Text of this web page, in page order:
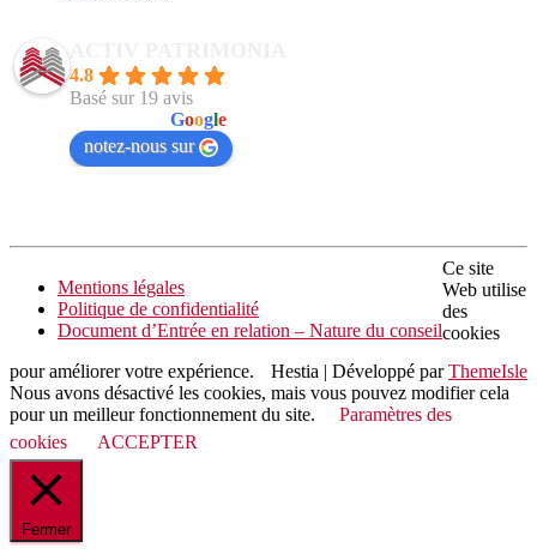
4.8
Basé sur 19 avis
Google
notez-nous sur
Mentions légales
Politique de confidentialité
Document d’Entrée en relation – Nature du conseil
Hestia | Développé parThemeIsle
Ce site
Web utilise
des
cookies
pour améliorer votre expérience.
Nous avons désactivé les cookies, mais vous pouvez modifier cela
pour un meilleur fonctionnement du site.
Paramètres des
cookies
ACCEPTER
Fermer